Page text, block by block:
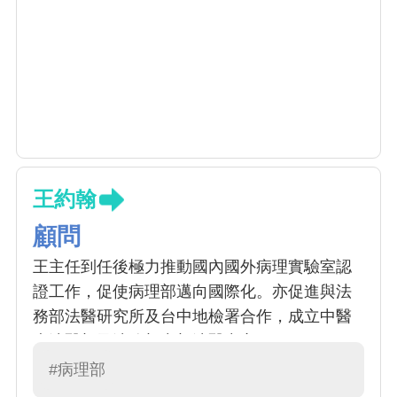
王約翰
顧問
王主任到任後極力推動國內國外病理實驗室認
證工作，促使病理部邁向國際化。亦促進與法
務部法醫研究所及台中地檢署合作，成立中醫
#病理部